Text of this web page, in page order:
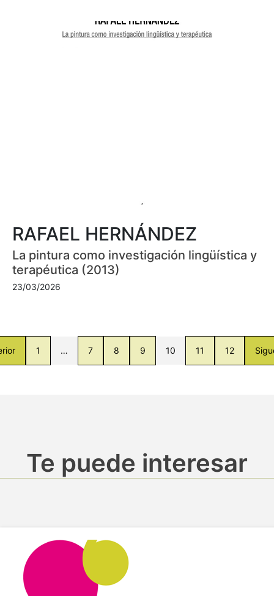
RAFAEL HERNÁNDEZ
La pintura como investigación lingüística y
terapéutica (2013)
23/03/2026
1 … 7 8 9 10 11 12
Te puede interesar